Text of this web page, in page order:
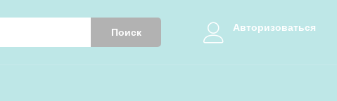
Поиск Авторизоваться